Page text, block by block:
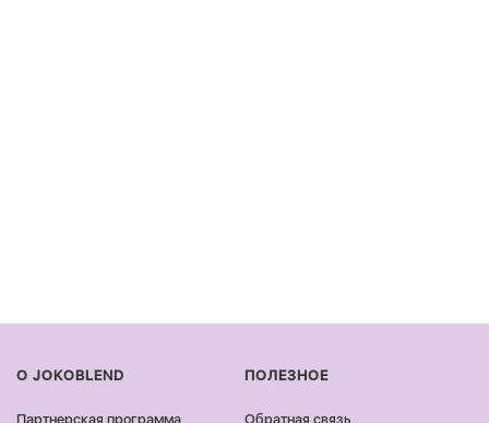
О JOKOBLEND
Партнерская программа
ПОЛЕЗНОЕ
Обратная связь